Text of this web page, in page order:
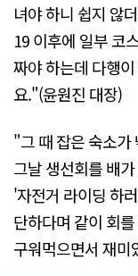
녀야 하니 쉽지 않
19 이후에 일부 코
짜야 하는데 다행
요."(윤원진 대장)
"그 때 잡은 숙소가
그날 생선회를 배
'자전거 라이딩 하
단하다며 같이 회
구워먹으면서 재